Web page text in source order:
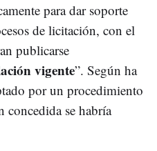
para dar soporte
de licitación, con el
publicarse
vigente”. Según ha
por un procedimiento
se habría